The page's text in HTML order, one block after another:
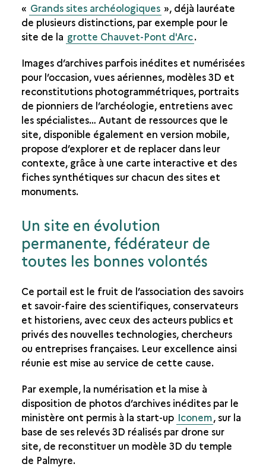
« Grands sites archéologiques », déjà lauréate
de plusieurs distinctions, par exemple pour le
site de la grotte Chauvet-Pont d'Arc.
Images d’archives parfois inédites et numérisées
pour l’occasion, vues aériennes, modèles 3D et
reconstitutions photogrammétriques, portraits
de pionniers de l’archéologie, entretiens avec
les spécialistes… Autant de ressources que le
site, disponible également en version mobile,
propose d’explorer et de replacer dans leur
contexte, grâce à une carte interactive et des
fiches synthétiques sur chacun des sites et
monuments.
Un site en évolution
permanente, fédérateur de
toutes les bonnes volontés
Ce portail est le fruit de l’association des savoirs
et savoir-faire des scientifiques, conservateurs
et historiens, avec ceux des acteurs publics et
privés des nouvelles technologies, chercheurs
ou entreprises françaises. Leur excellence ainsi
réunie est mise au service de cette cause.
Par exemple, la numérisation et la mise à
disposition de photos d’archives inédites par le
ministère ont permis à la start-up Iconem, sur la
base de ses relevés 3D réalisés par drone sur
site, de reconstituer un modèle 3D du temple
de Palmyre.